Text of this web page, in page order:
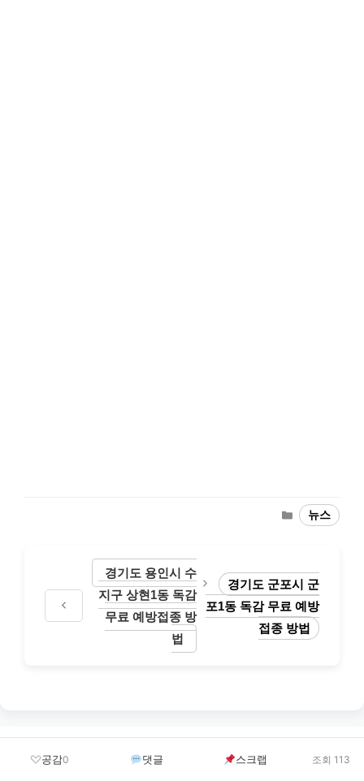
Categories
뉴스
경기도 용인시 수
지구 상현1동 독감
무료 예방접종 방
법
경기도 군포시 군
포1동 독감 무료 예방
접종 방법
Leave a Comment
공감0 댓글 스크랩 조회 113